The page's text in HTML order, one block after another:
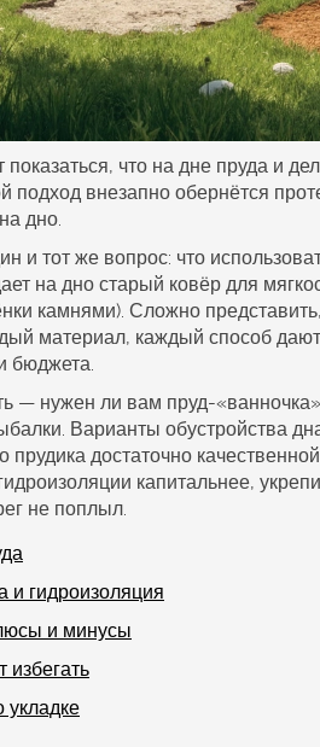
что на дне пруда и
подход внезапно обернётся
дно.
и тот же вопрос: что
на дно старый ковёр для
камнями). Сложно
материал, каждый способ
бюджета.
— нужен ли вам пруд-
Варианты обустройства
прудика достаточно
капитальнее,
не поплыл.
и гидроизоляция
и минусы
избегать
укладке